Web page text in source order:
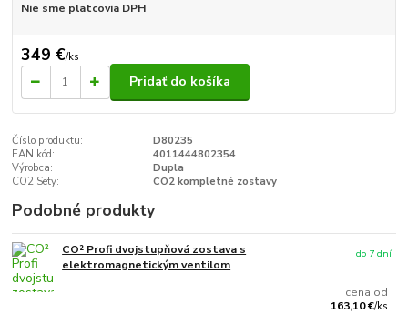
Nie sme platcovia DPH
349 €/ks
Pridať do košíka
Číslo produktu:
D80235
EAN kód:
4011444802354
Výrobca:
Dupla
CO2 Sety:
CO2 kompletné zostavy
Podobné produkty
CO² Profi dvojstupňová zostava s
elektromagnetickým ventilom
cena od
163,10 €/ks
do 7 dní